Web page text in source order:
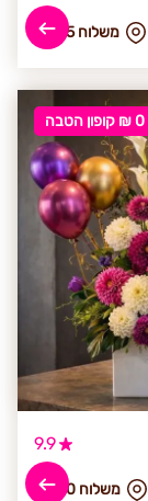
₪ משלוח 45
9.9
₪ משלוח 80